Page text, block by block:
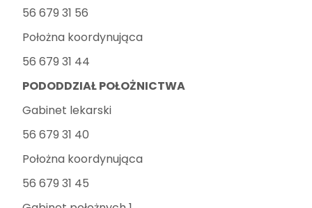
56 679 31 56
Położna koordynująca
56 679 31 44
PODODDZIAŁ POŁOŻNICTWA
Gabinet lekarski
56 679 31 40
Położna koordynująca
56 679 31 45